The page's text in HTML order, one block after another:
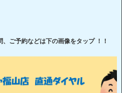
ご予約などは下の画像をタップ ！！